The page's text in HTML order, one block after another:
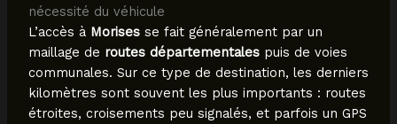
nécessité du véhicule
L’accès à Morisesse fait généralement par un
maillage de routes départementalespuis de voies
communales. Sur ce type de destination, les derniers
kilomètres sont souvent les plus importants : routes
étroites, croisements peu signalés, et parfois un GPS